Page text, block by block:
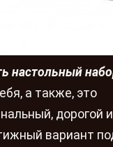
настольный
а также, это
дорогой и
вариант